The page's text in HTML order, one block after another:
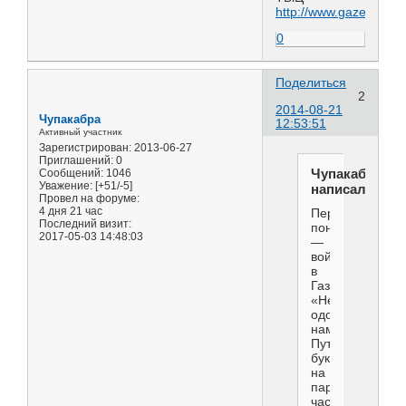
http://www.gazeta.ru
0
Поделиться
2
2014-08-21
12:53:51
Чупакабра
Активный участник
Зарегистрирован: 2013-06-27
Приглашений: 0
Сообщений: 1046
Уважение: [+51/-5]
Провел на форуме:
4 дня 21 час
Последний визит:
2017-05-03 14:48:03
Чупакабра
написал(а):
Первая,
понятно,
—
война
в
Газе:
«Не
одолжите
нам
Путина
буквально
на
пару
часов?